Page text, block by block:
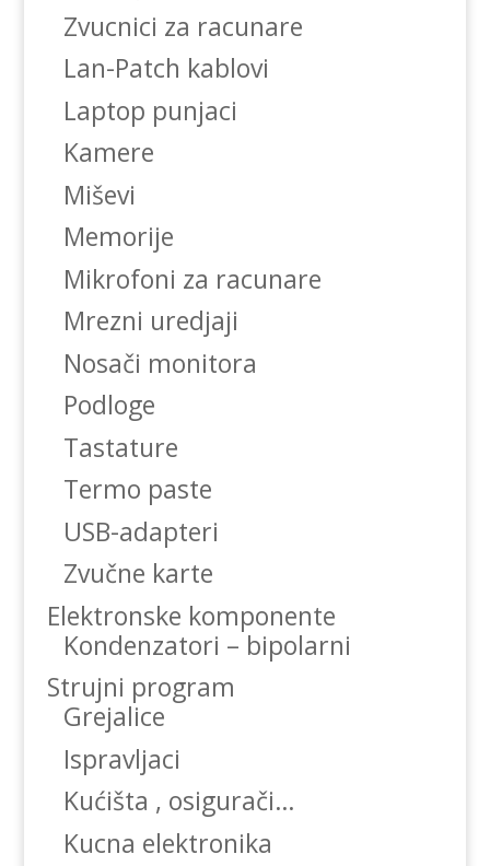
Zvucnici za racunare
Lan-Patch kablovi
Laptop punjaci
Kamere
Miševi
Memorije
Mikrofoni za racunare
Mrezni uredjaji
Nosači monitora
Podloge
Tastature
Termo paste
USB-adapteri
Zvučne karte
Elektronske komponente
Kondenzatori – bipolarni
Strujni program
Grejalice
Ispravljaci
Kućišta , osigurači…
Kucna elektronika